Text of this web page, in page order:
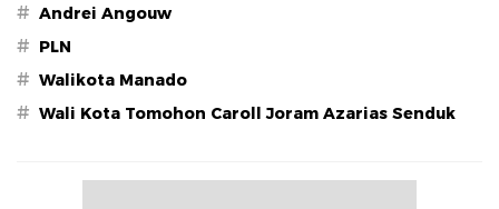
# Andrei Angouw
# PLN
# Walikota Manado
# Wali Kota Tomohon Caroll Joram Azarias Senduk